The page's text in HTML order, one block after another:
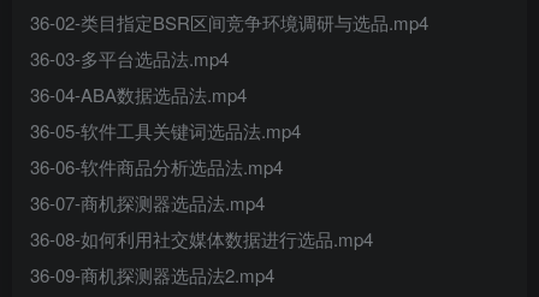
36-02-类目指定BSR区间竞争环境调研与选品.mp4
36-03-多平台选品法.mp4
36-04-ABA数据选品法.mp4
36-05-软件工具关键词选品法.mp4
36-06-软件商品分析选品法.mp4
36-07-商机探测器选品法.mp4
36-08-如何利用社交媒体数据进行选品.mp4
36-09-商机探测器选品法2.mp4